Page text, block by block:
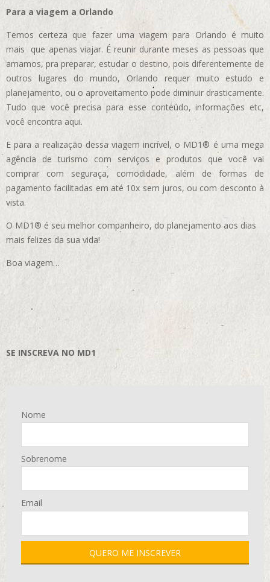
Para a viagem a Orlando
Temos certeza que fazer uma viagem para Orlando é muito
mais que apenas viajar. É reunir durante meses as pessoas que
amamos, pra preparar, estudar o destino, pois diferentemente de
outros lugares do mundo, Orlando requer muito estudo e
planejamento, ou o aproveitamento pode diminuir drasticamente.
Tudo que você precisa para esse conteúdo, informações etc,
você encontra aqui.
E para a realização dessa viagem incrível, o MD1® é uma mega
agência de turismo com serviços e produtos que você vai
comprar com seguraça, comodidade, além de formas de
pagamento facilitadas em até 10x sem juros, ou com desconto à
vista.
O MD1® é seu melhor companheiro, do planejamento aos dias
mais felizes da sua vida!
Boa viagem…
SE INSCREVA NO MD1
Nome
Sobrenome
Email